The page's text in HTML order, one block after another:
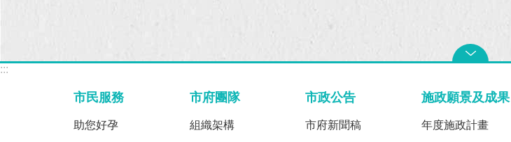
:::
市民服務
助您好孕
市府團隊
組織架構
市政公告
市府新聞稿
施政願景及成果
年度施政計畫